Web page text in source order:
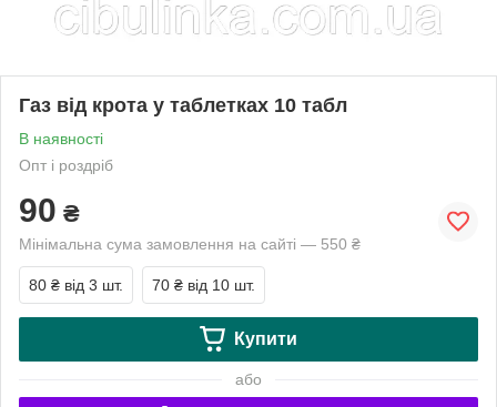
Газ від крота у таблетках 10 табл
В наявності
Опт і роздріб
90 ₴
Мінімальна сума замовлення на сайті — 550 ₴
80 ₴ від 3 шт. 70 ₴ від 10 шт.
Купити
або